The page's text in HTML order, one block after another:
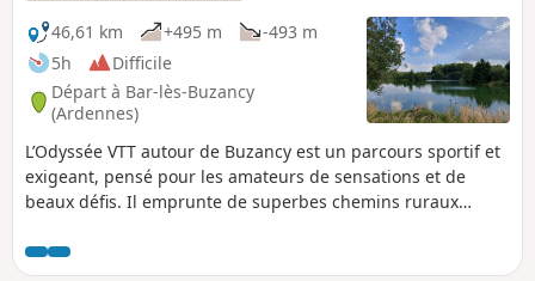
46,61 km
+495 m
-493 m
5h
Difficile
Départ à Bar-lès-Buzancy
(Ardennes)
L’Odyssée VTT autour de Buzancy est un parcours sportif et
exigeant, pensé pour les amateurs de sensations et de
beaux défis. Il emprunte de superbes chemins ruraux
environnante, entre vallons et horizons ouverts. Tout au